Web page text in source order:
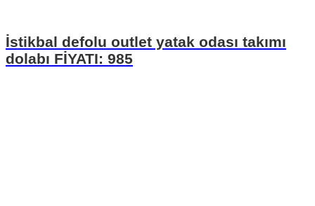
İstikbal defolu outlet yatak odası takımı
dolabı FİYATI: 985